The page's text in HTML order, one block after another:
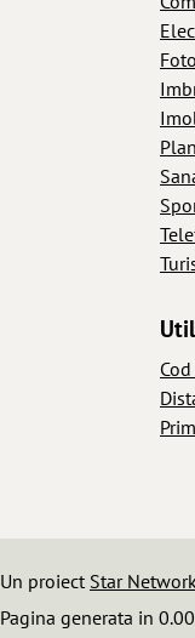
Un proiect Star Network
Pagina generata in